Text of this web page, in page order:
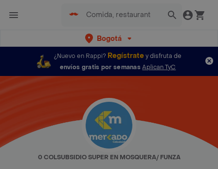
Bogotá
¿Nuevo en Rappi? Regístratey disfruta de
envíos gratis por semanas Aplican TyC
0 COLSUBSIDIO SUPER EN MOSQUERA/ FUNZA